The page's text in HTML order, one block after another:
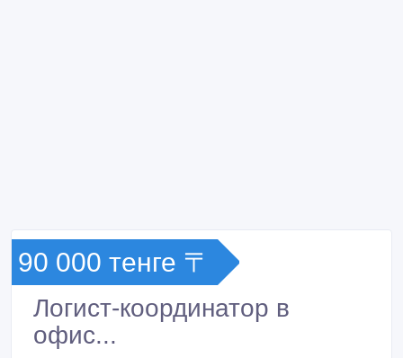
90 000 тенге 〒
Логист-координатор в
офис...